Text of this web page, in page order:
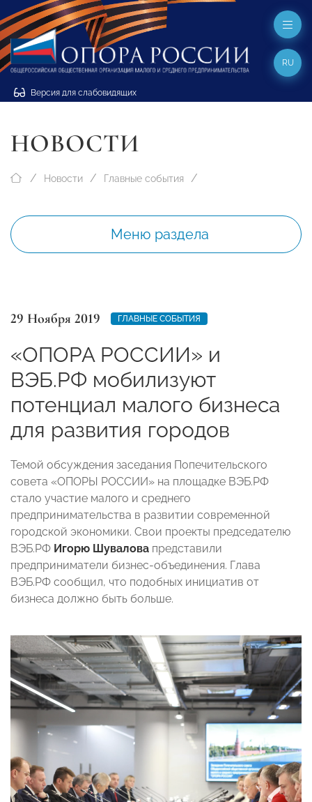
Версия для слабовидящих
RU
НОВОСТИ
Новости Главные события
Меню раздела
29 Ноября 2019 ГЛАВНЫЕ СОБЫТИЯ
«ОПОРА РОССИИ» и
ВЭБ.РФ мобилизуют
потенциал малого бизнеса
для развития городов
Темой обсуждения заседания Попечительского
совета «ОПОРЫ РОССИИ» на площадке ВЭБ.РФ
стало участие малого и среднего
предпринимательства в развитии современной
городской экономики. Свои проекты председателю
ВЭБ.РФ Игорю Шувалова представили
предприниматели бизнес-объединения. Глава
ВЭБ.РФ сообщил, что подобных инициатив от
бизнеса должно быть больше.